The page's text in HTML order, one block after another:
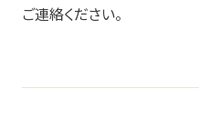
ご連絡ください。